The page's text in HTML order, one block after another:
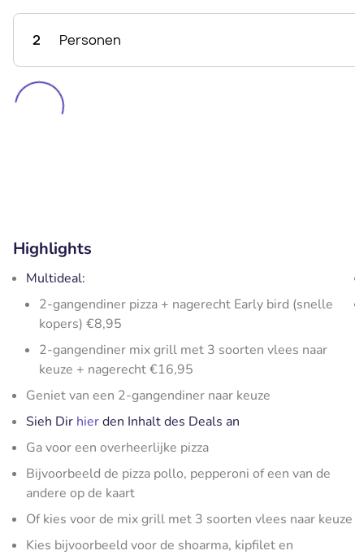
2 Personen
Highlights
Multideal:
2-gangendiner pizza + nagerecht Early bird (snelle
kopers) €8,95
2-gangendiner mix grill met 3 soorten vlees naar
keuze + nagerecht €16,95
Geniet van een 2-gangendiner naar keuze
Sieh Dir hierden Inhalt des Deals an
Ga voor een overheerlijke pizza
Bijvoorbeeld de pizza pollo, pepperoni of een van de
andere op de kaart
Of kies voor de mix grill met 3 soorten vlees naar keuze
Kies bijvoorbeeld voor de shoarma, kipfilet en